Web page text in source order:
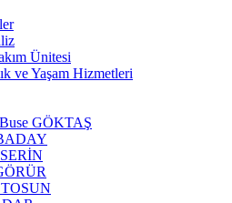
Ünitesi
ve Yaşam Hizmetleri
GÖKTAŞ